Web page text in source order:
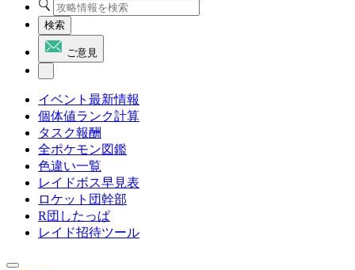
検索
ご意見
イベント最新情報
個体値ランク計算
タスク報酬
全ポケモン図鑑
色違い一覧
レイドボス早見表
ロケット団幹部
R団したっぱ
レイド招待ツール